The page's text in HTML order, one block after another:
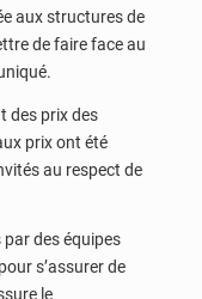
aux structures de
de faire face au
des prix des
prix ont été
au respect de
des équipes
s’assurer de
le